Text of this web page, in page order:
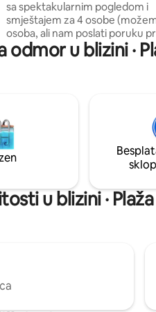
sa spektakularnim pogledom i
smještajem za 4 osobe
osoba, ali nam poslati poruku
što rezerviramo ako je u vašoj
od 4 osobe) na rubu
stan koristimo kad god
želimo podijeliti s drugima
ostavimo praznim - svi su
imate kakvih pitanja, slobodno
obratite.
u blizini ·
u blizini ·